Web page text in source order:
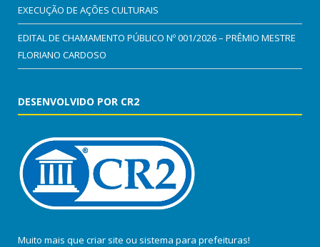
EXECUÇÃO DE AÇÕES CULTURAIS
EDITAL DE CHAMAMENTO PÚBLICO Nº 001/2026 – PRÊMIO MESTRE
FLORIANO CARDOSO
DESENVOLVIDO POR CR2
Muito mais que criar site ou sistema para prefeituras!